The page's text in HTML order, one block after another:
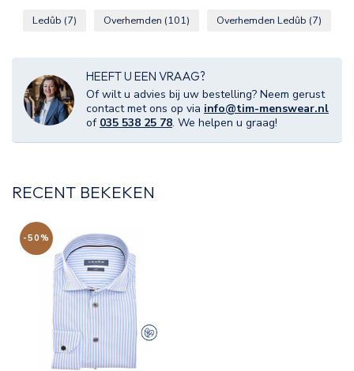
Ledûb (7) Overhemden (101) Overhemden Ledûb (7)
HEEFT U EEN VRAAG?
Of wilt u advies bij uw bestelling? Neem gerust
contact met ons op via info@tim-menswear.nl
of 035 538 25 78. We helpen u graag!
RECENT BEKEKEN
-50%